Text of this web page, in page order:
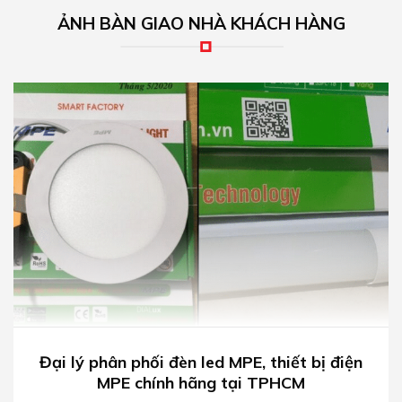
ẢNH BÀN GIAO NHÀ KHÁCH HÀNG
Đại lý phân phối đèn led MPE, thiết bị điện
MPE chính hãng tại TPHCM